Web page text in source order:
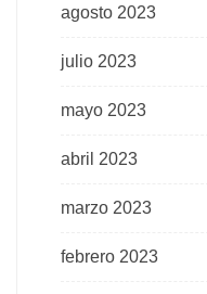
agosto 2023
julio 2023
mayo 2023
abril 2023
marzo 2023
febrero 2023